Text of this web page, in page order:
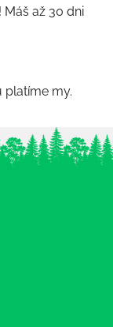
Máš až 30 dni
platíme my.